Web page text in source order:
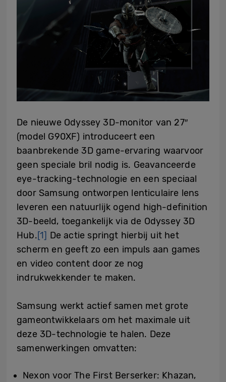
De nieuwe Odyssey 3D-monitor van 27″
(model G90XF) introduceert een
baanbrekende 3D game-ervaring waarvoor
geen speciale bril nodig is. Geavanceerde
eye-tracking-technologie en een speciaal
door Samsung ontworpen lenticulaire lens
leveren een natuurlijk ogend high-definition
3D-beeld, toegankelijk via de Odyssey 3D
Hub.[1] De actie springt hierbij uit het
scherm en geeft zo een impuls aan games
en video content door ze nog
indrukwekkender te maken.
Samsung werkt actief samen met grote
gameontwikkelaars om het maximale uit
deze 3D-technologie te halen. Deze
samenwerkingen omvatten:
Nexon voor The First Berserker: Khazan,